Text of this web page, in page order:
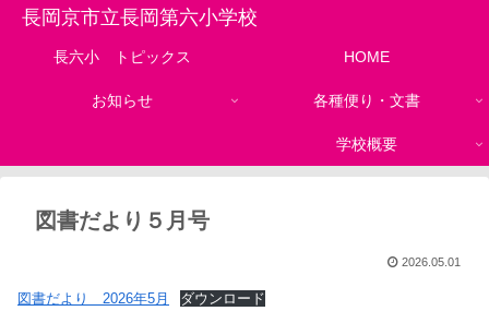
長岡京市立長岡第六小学校
長六小 トピックス HOME
お知らせ 各種便り・文書
学校概要
図書だより５月号
2026.05.01
図書だより 2026年5月 ダウンロード